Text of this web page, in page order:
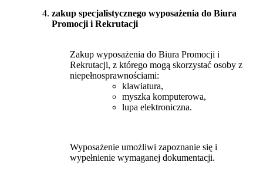
zakup specjalistycznego wyposażenia do Biura
Promocji i Rekrutacji
Zakup wyposażenia do Biura Promocji i
Rekrutacji, z którego mogą skorzystać osoby z
niepełnosprawnościami:
klawiatura,
myszka komputerowa,
lupa elektroniczna.
Wyposażenie umożliwi zapoznanie się i
wypełnienie wymaganej dokumentacji.